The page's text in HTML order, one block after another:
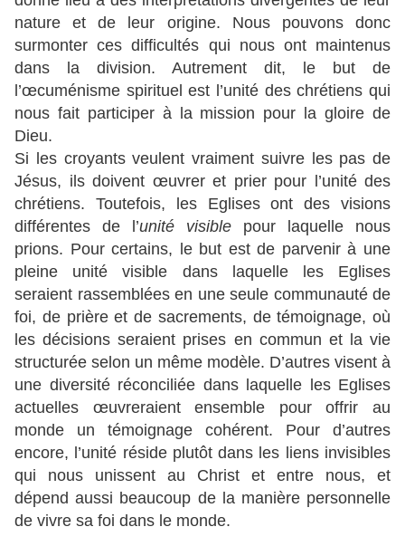
nature et de leur origine. Nous pouvons donc
surmonter ces difficultés qui nous ont maintenus
dans la division. Autrement dit, le but de
l’œcuménisme spirituel est l’unité des chrétiens qui
nous fait participer à la mission pour la gloire de
Dieu.
Si les croyants veulent vraiment suivre les pas de
Jésus, ils doivent œuvrer et prier pour l’unité des
chrétiens. Toutefois, les Eglises ont des visions
différentes de l’unité visible pour laquelle nous
prions. Pour certains, le but est de parvenir à une
pleine unité visible dans laquelle les Eglises
seraient rassemblées en une seule communauté de
foi, de prière et de sacrements, de témoignage, où
les décisions seraient prises en commun et la vie
structurée selon un même modèle. D’autres visent à
une diversité réconciliée dans laquelle les Eglises
actuelles œuvreraient ensemble pour offrir au
monde un témoignage cohérent. Pour d’autres
encore, l’unité réside plutôt dans les liens invisibles
qui nous unissent au Christ et entre nous, et
dépend aussi beaucoup de la manière personnelle
de vivre sa foi dans le monde.